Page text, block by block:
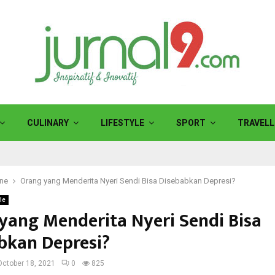
CULINARY LIFESTYLE SPORT
Orang yang Menderita Nyeri Sendi Bisa Disebabkan Depresi?
Menderita Nyeri Sendi Bisa
Depresi?
18, 2021 0 825